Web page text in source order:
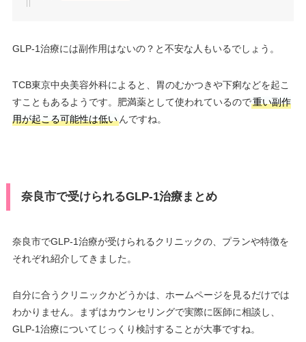
GLP-1治療には副作用はないの？と不安な人もいるでしょう。
TCB東京中央美容外科によると、胃のむかつきや下痢などを起こ
すこともあるようです。肥満薬として使われているので重い副作
用が起こる可能性は低いんですね。
奈良市で受けられるGLP-1治療まとめ
奈良市でGLP-1治療が受けられるクリニックの、プランや特徴を
それぞれ紹介してきました。
自分に合うクリニックかどうかは、ホームページを見るだけでは
わかりません。まずはカウンセリングで実際に医師に相談し、
GLP-1治療についてじっくり検討することが大事ですね。